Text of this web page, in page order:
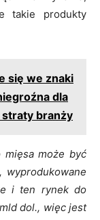
takie produkty
się we znaki
dla
branży
mięsa może być
wyprodukowane
i ten rynek do
dol., więc jest